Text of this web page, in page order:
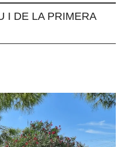
I DE LA PRIMERA